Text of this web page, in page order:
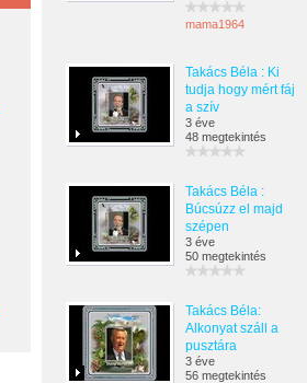
mama1964
Takács Béla : Ki
tudja hogy mért fáj
a szív
3 éve
48 megtekintés
Takács Béla :
Búcsúzz el majd
szépen
3 éve
50 megtekintés
Takács Béla:
Alkonyat száll a
pusztára
3 éve
56 megtekintés